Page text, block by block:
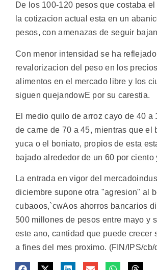
De los 100-120 pesos que costaba
la cotizacion actual esta en un
pesos, con amenazas de seguir
Con menor intensidad se ha
revalorizacion del peso en los
alimentos en el mercado libre y los
siguen quejandowE por su carestia.
El medio quilo de arroz cayo de 40 a
de carne de 70 a 45, mientras que el
yuca o el boniato, propios de esta
bajado alrededor de un 60 por ciento
La entrada en vigor del
diciembre supone otra "agresion" al
cubaoos,`cwAos ahorros bancarios
500 millones de pesos entre mayo y
este ano, cantidad que puede crecer
a fines del mes proximo. (FIN/IPS/